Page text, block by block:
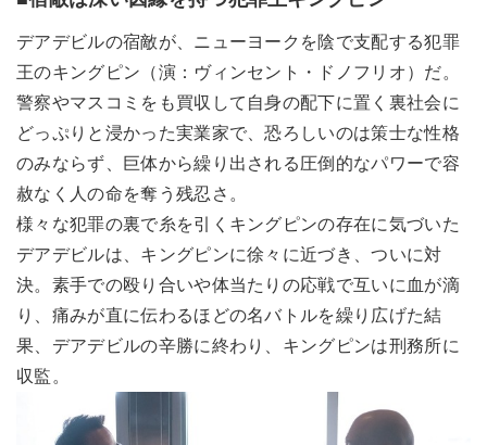
デアデビルの宿敵が、ニューヨークを陰で支配する犯罪
王のキングピン（演：ヴィンセント・ドノフリオ）だ。
警察やマスコミをも買収して自身の配下に置く裏社会に
どっぷりと浸かった実業家で、恐ろしいのは策士な性格
のみならず、巨体から繰り出される圧倒的なパワーで容
赦なく人の命を奪う残忍さ。
様々な犯罪の裏で糸を引くキングピンの存在に気づいた
デアデビルは、キングピンに徐々に近づき、ついに対
決。素手での殴り合いや体当たりの応戦で互いに血が滴
り、痛みが直に伝わるほどの名バトルを繰り広げた結
果、デアデビルの辛勝に終わり、キングピンは刑務所に
収監。